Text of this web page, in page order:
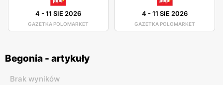
4 -11 SIE 2026
GAZETKA POLOMARKET
4 -11 SIE 2026
GAZETKA POLOMARKET
Begonia - artykuły
Brak wyników